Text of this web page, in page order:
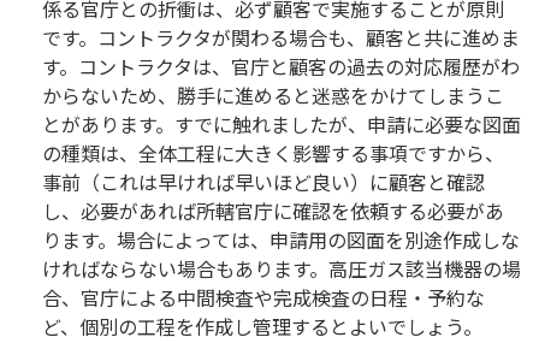
係る官庁との折衝は、必ず顧客で実施することが原則
です。コントラクタが関わる場合も、顧客と共に進めま
す。コントラクタは、官庁と顧客の過去の対応履歴がわ
からないため、勝手に進めると迷惑をかけてしまうこ
とがあります。すでに触れましたが、申請に必要な図面
の種類は、全体工程に大きく影響する事項ですから、
事前（これは早ければ早いほど良い）に顧客と確認
し、必要があれば所轄官庁に確認を依頼する必要があ
ります。場合によっては、申請用の図面を別途作成しな
ければならない場合もあります。高圧ガス該当機器の場
合、官庁による中間検査や完成検査の日程・予約な
ど、個別の工程を作成し管理するとよいでしょう。